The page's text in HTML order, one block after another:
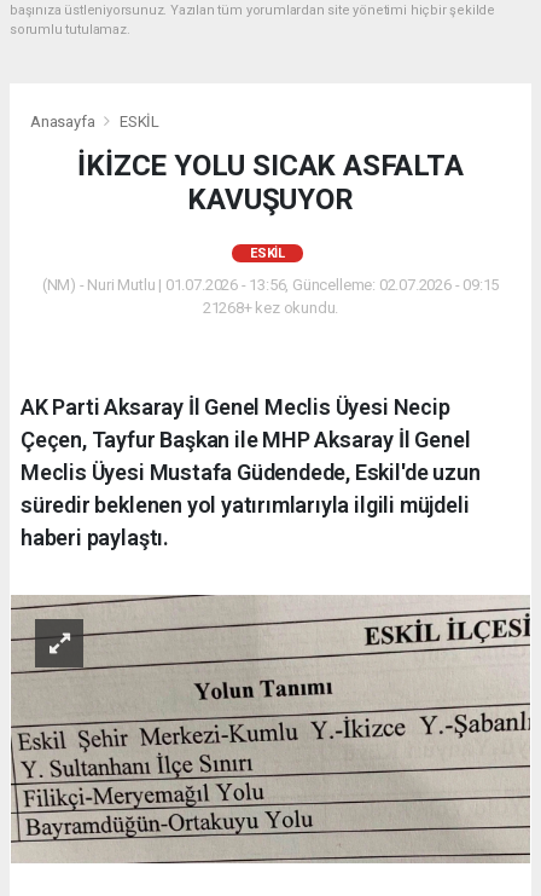
başınıza üstleniyorsunuz. Yazılan tüm yorumlardan site yönetimi hiçbir şekilde
sorumlu tutulamaz.
Anasayfa ESKİL
İKİZCE YOLU SICAK ASFALTA
KAVUŞUYOR
ESKİL
(NM) - Nuri Mutlu | 01.07.2026 - 13:56, Güncelleme: 02.07.2026 - 09:15
21268+ kez okundu.
AK Parti Aksaray İl Genel Meclis Üyesi Necip
Çeçen, Tayfur Başkan ile MHP Aksaray İl Genel
Meclis Üyesi Mustafa Güdendede, Eskil'de uzun
süredir beklenen yol yatırımlarıyla ilgili müjdeli
haberi paylaştı.